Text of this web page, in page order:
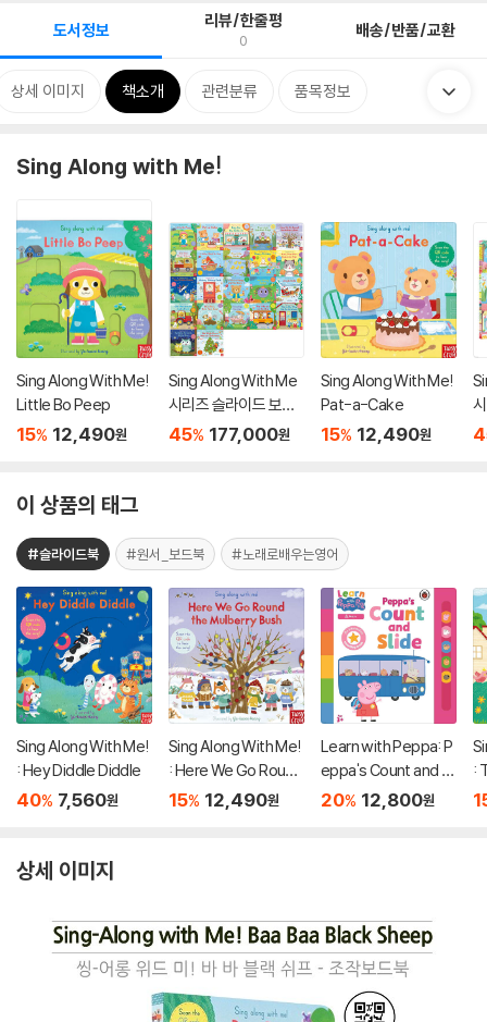
도서정보 리뷰/한줄평
0 배송/반품/교환
상세 이미지 책소개 관련분류 품목정보
Sing Along with Me!
Sing Along With Me!
Little Bo Peep
15% 12,490원
Sing Along With Me
시리즈 슬라이드 보드
북 22종 세트 [QR 음
45% 177,000원
Sing Along With Me!
Pat-a-Cake
15% 12,490원
이 상품의 태그
#슬라이드북 #원서_보드북 #노래로배우는영어
Sing Along With Me!
: Hey Diddle Diddle
40% 7,560원
Sing Along With Me!
: Here We Go Round
the Mulberry Bush
15% 12,490원
Learn with Peppa: P
eppa's Count and Sli
de
20% 12,800원
:
상세 이미지